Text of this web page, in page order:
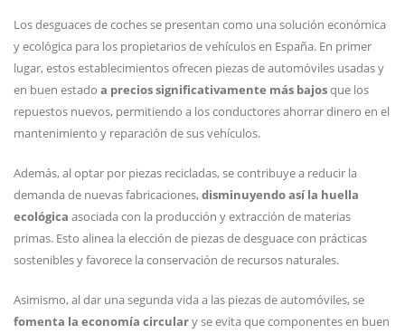
Los desguaces de coches se presentan como una solución económica
y ecológica para los propietarios de vehículos en España. En primer
lugar, estos establecimientos ofrecen piezas de automóviles usadas y
en buen estado a precios significativamente más bajosque los
repuestos nuevos, permitiendo a los conductores ahorrar dinero en el
mantenimiento y reparación de sus vehículos.
Además, al optar por piezas recicladas, se contribuye a reducir la
demanda de nuevas fabricaciones,disminuyendo así la huella
ecológica asociada con la producción y extracción de materias
primas. Esto alinea la elección de piezas de desguace con prácticas
sostenibles y favorece la conservación de recursos naturales.
Asimismo, al dar una segunda vida a las piezas de automóviles, se
fomenta la economía circulary se evita que componentes en buen